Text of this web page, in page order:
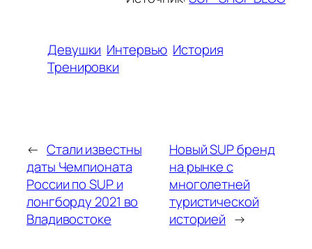
Девушки Интервью История
Тренировки
← Стали известны
даты Чемпионата
России по SUP и
лонгборду 2021 во
Владивостоке
Новый SUP бренд
на рынке с
многолетней
туристической
историей →